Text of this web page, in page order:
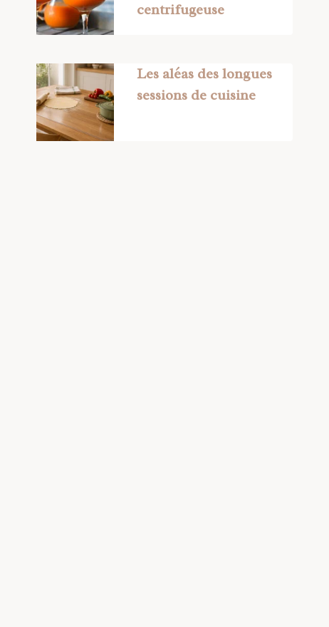
centrifugeuse
Les aléas des longues
sessions de cuisine